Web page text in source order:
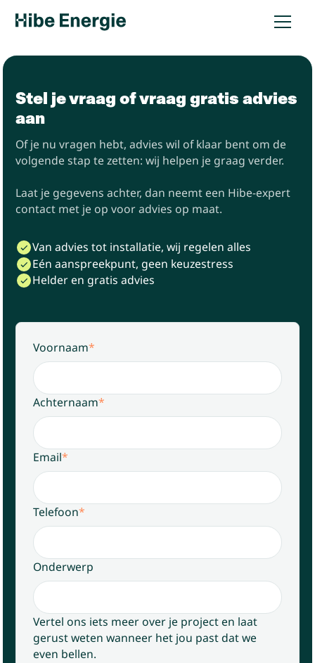
Stel je vraag of vraag gratis advies
aan
Of je nu vragen hebt, advies wil of klaar bent om de
volgende stap te zetten: wij helpen je graag verder.
Laat je gegevens achter, dan neemt een Hibe-expert
contact met je op voor advies op maat.
Van advies tot installatie, wij regelen alles
Eén aanspreekpunt, geen keuzestress
Helder en gratis advies
Voornaam*
Achternaam*
Email*
Telefoon*
Onderwerp
Vertel ons iets meer over je project en laat
gerust weten wanneer het jou past dat we
even bellen.